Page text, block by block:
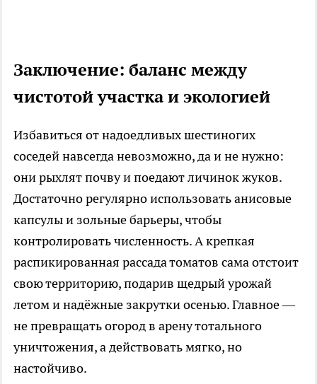
Заключение: баланс между
чистотой участка и экологией
Избавиться от надоедливых шестиногих
соседей навсегда невозможно, да и не нужно:
они рыхлят почву и поедают личинок жуков.
Достаточно регулярно использовать анисовые
капсулы и зольные барьеры, чтобы
контролировать численность. А крепкая
распикированная рассада томатов сама отстоит
свою территорию, подарив щедрый урожай
летом и надёжные закрутки осенью. Главное —
не превращать огород в арену тотального
уничтожения, а действовать мягко, но
настойчиво.